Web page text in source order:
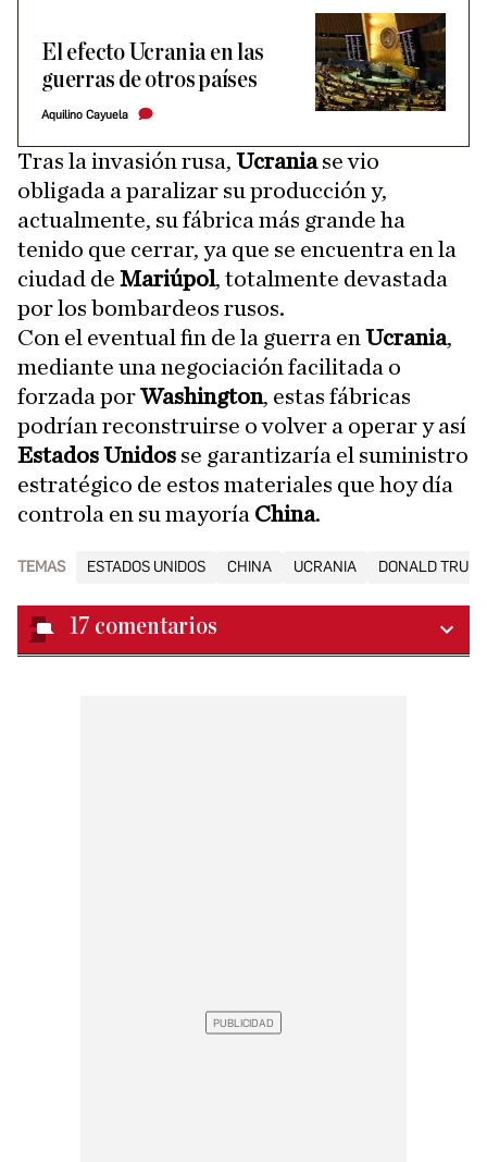
El efecto Ucrania en las
guerras de otros países
Aquilino Cayuela
Tras la invasión rusa, Ucraniase vio
obligada a paralizar su producción y,
actualmente, su fábrica más grande ha
tenido que cerrar, ya que se encuentra en la
ciudad de Mariúpol, totalmente devastada
por los bombardeos rusos.
Con el eventual fin de la guerra en Ucrania,
mediante una negociación facilitada o
forzada porWashington, estas fábricas
podrían reconstruirse o volver a operar y así
Estados Unidos se garantizaría el suministro
estratégico de estos materiales que hoy día
controla en su mayoría China.
TEMAS ESTADOS UNIDOS CHINA UCRANIA DONALD
17 comentarios